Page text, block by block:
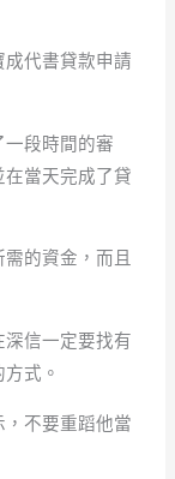
代書貸款申請
一段時間的審
當天完成了貸
的資金，而且
信一定要找有
式。
不要重蹈他當